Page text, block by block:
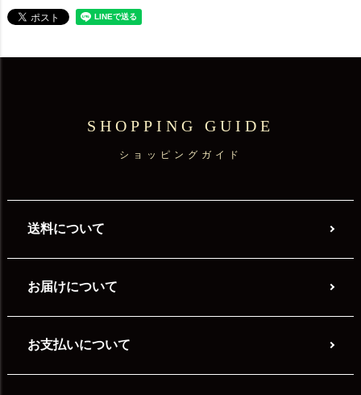
SHOPPING GUIDE
ショッピングガイド
送料について
お届けについて
お支払いについて